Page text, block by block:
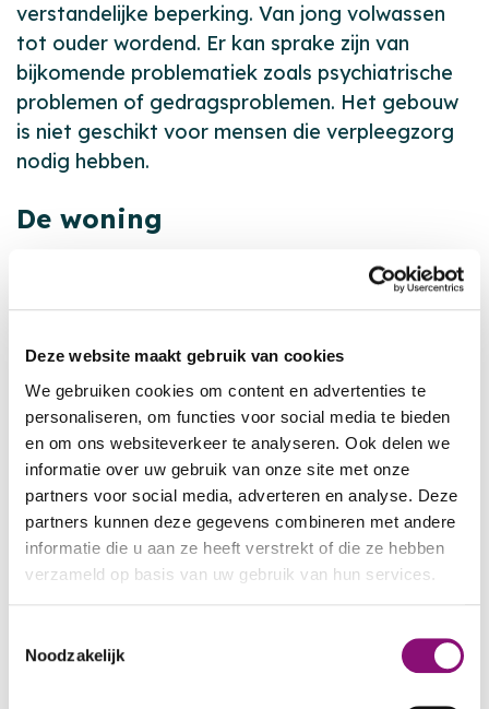
Deze website maakt gebruik van cookies
We gebruiken cookies om content en advertenties te
personaliseren, om functies voor social media te bieden
en om ons websiteverkeer te analyseren. Ook delen we
informatie over uw gebruik van onze site met onze
partners voor social media, adverteren en analyse. Deze
partners kunnen deze gegevens combineren met andere
informatie die u aan ze heeft verstrekt of die ze hebben
verzameld op basis van uw gebruik van hun services.
kunnen ontvangen en verwerken.
Noodzakelijk
verstandelijke beperking. Van jong volwassen
tot ouder wordend. Er kan sprake zijn van
bijkomende problematiek zoals psychiatrische
problemen of gedragsproblemen. Het gebouw
is niet geschikt voor mensen die verpleegzorg
nodig hebben.
De woning
Het gebouw bestaat uit drie woonblokken van
elk twee verdiepingen, die met elkaar zijn
bestaat uit een woonkeuken en een aantal
studio’s of appartementen. De studio’s zijn op
de onderste vier verdiepingen. Elke studio heeft
een eigen douche/toilet en keukenblokje. In de
woonkeuken kunnen de cliënten samen eten en
elkaar ontmoeten.
Op de bovenste twee verdiepingen zijn
appartementen. Mensen met een licht
mogelijk zelfstandig. In de gezamenlijk
inloopruimte kunnen ze terecht voor hulp,
advies, samen koken of een kopje thee. Ook